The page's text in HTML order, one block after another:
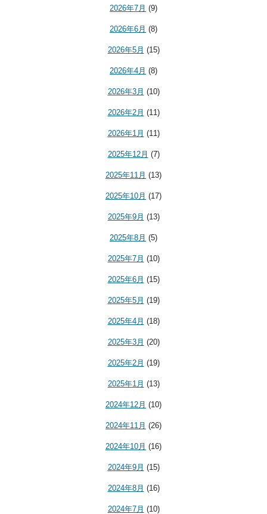
2026年7月 (9)
2026年6月 (8)
2026年5月 (15)
2026年4月 (8)
2026年3月 (10)
2026年2月 (11)
2026年1月 (11)
2025年12月 (7)
2025年11月 (13)
2025年10月 (17)
2025年9月 (13)
2025年8月 (5)
2025年7月 (10)
2025年6月 (15)
2025年5月 (19)
2025年4月 (18)
2025年3月 (20)
2025年2月 (19)
2025年1月 (13)
2024年12月 (10)
2024年11月 (26)
2024年10月 (16)
2024年9月 (15)
2024年8月 (16)
2024年7月 (10)